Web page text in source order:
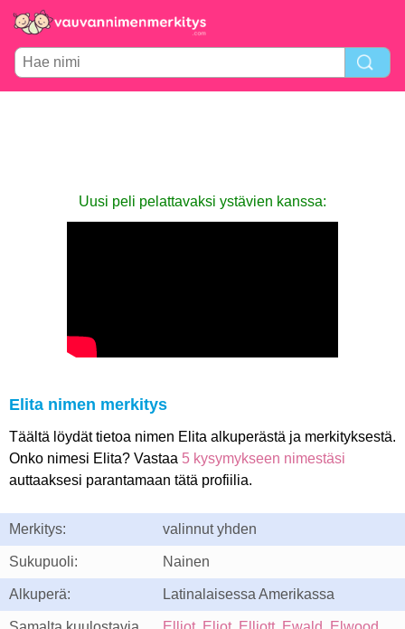
Uusi peli pelattavaksi ystävien kanssa:
Elita nimen merkitys
Täältä löydät tietoa nimen Elita alkuperästä ja merkityksestä.
Onko nimesi Elita? Vastaa 5 kysymykseen nimestäsi
auttaaksesi parantamaan tätä profiilia.
Merkitys: valinnut yhden
Sukupuoli: Nainen
Alkuperä: Latinalaisessa Amerikassa